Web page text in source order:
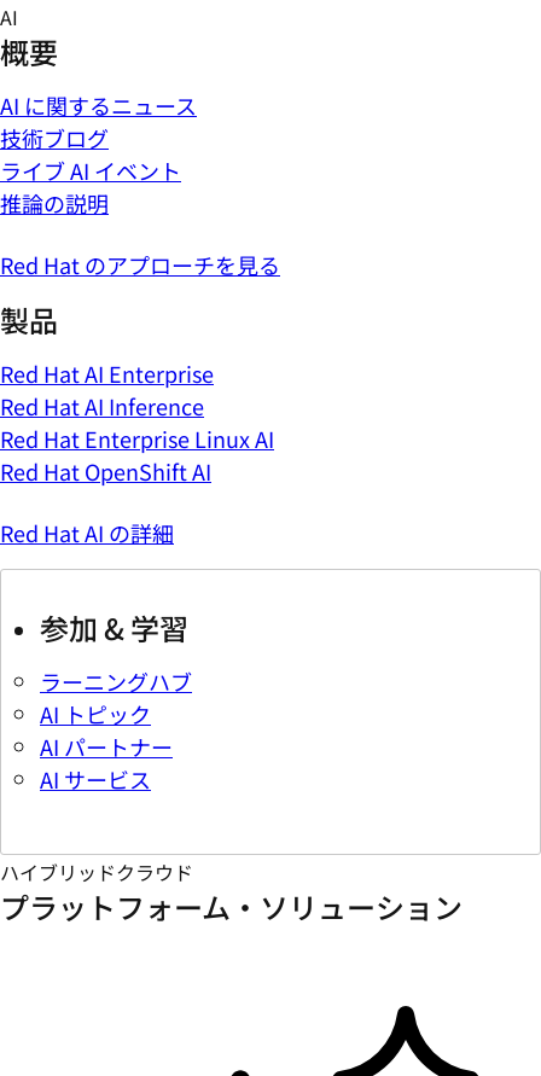
Skip
to
content
AI
概要
AI に関するニュース
技術ブログ
ライブ AI イベント
推論の説明
Red Hat のアプローチを見る
製品
Red Hat AI Enterprise
Red Hat AI Inference
Red Hat Enterprise Linux AI
Red Hat OpenShift AI
Red Hat AI の詳細
参加 & 学習
ラーニングハブ
AI トピック
AI パートナー
AI サービス
ハイブリッドクラウド
プラットフォーム・ソリューション